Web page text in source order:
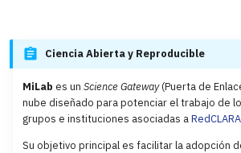
Flujo de Investigación
Administración
Ciencia Abierta y Reproducible
MiLab es un Science Gateway(Puerta de
nube diseñado para potenciar el trabajo de
grupos e instituciones asociadas aRedCLARA
Su objetivo principal es facilitar la adopción